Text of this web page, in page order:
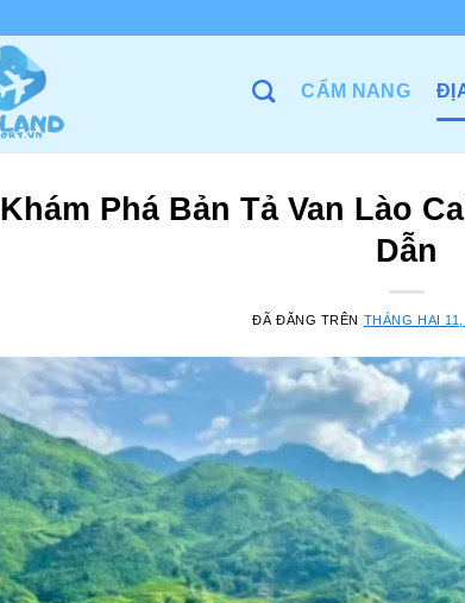
CẨM NANG
Khám Phá Bản Tả Van Lào
Dẫn
ĐÃ ĐĂNG TRÊN THÁNG HAI